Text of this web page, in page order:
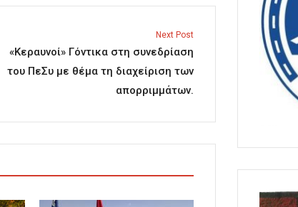
Next Post
«Κεραυνοί» Γόντικα στη συνεδρίαση
του ΠεΣυ με θέμα τη διαχείριση των
απορριμμάτων.